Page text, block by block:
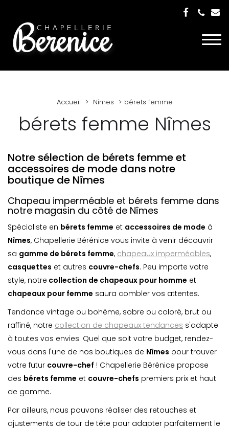
Accueil Nîmes bérets femme
bérets femme Nîmes
Notre sélection de bérets femme et
accessoires de mode dans notre
boutique de Nîmes
Chapeau imperméable et bérets femme dans
notre magasin du côté de Nîmes
Spécialiste en bérets femme et accessoires de mode à
Nîmes, Chapellerie Bérénice vous invite à venir découvrir
sa gamme de bérets femme, chapeaux imperméables,
casquettes et autres couvre-chefs. Peu importe votre
style, notre collection de chapeaux pour homme et
chapeaux pour femme saura combler vos attentes.
Tendance vintage ou bohème, sobre ou coloré, brut ou
raffiné, notre collection de chapeaux tendances s'adapte
à toutes vos envies. Quel que soit votre budget, rendez-
vous dans l'une de nos boutiques de Nîmes pour trouver
votre futur couvre-chef ! Chapellerie Bérénice propose
des bérets femme et couvre-chefs premiers prix et haut
de gamme.
Par ailleurs, nous pouvons réaliser des retouches et
ajustements de tour de tête pour adapter parfaitement le